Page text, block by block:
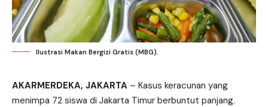
Ilustrasi Makan Bergizi Gratis (MBG).
AKARMERDEKA, JAKARTA – Kasus keracunan yang
menimpa 72 siswa di Jakarta Timur berbuntut panjang.